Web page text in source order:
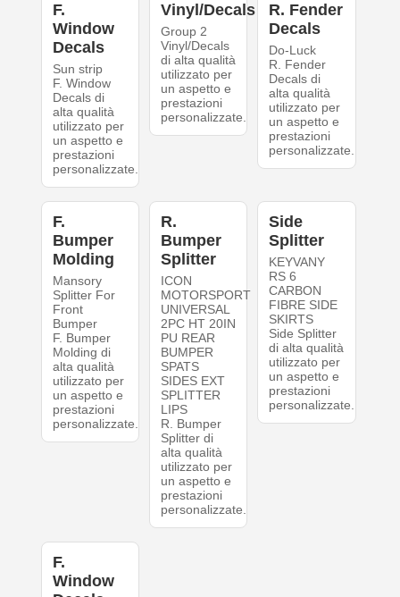
F.
Window
Decals
Sun strip
F. Window
Decals di
alta qualità
utilizzato per
un aspetto e
prestazioni
personalizzate.
Vinyl/Decals
Group 2
Vinyl/Decals
di alta qualità
utilizzato per
un aspetto e
prestazioni
personalizzate.
R. Fender
Decals
Do-Luck
R. Fender
Decals di
alta qualità
utilizzato per
un aspetto e
prestazioni
personalizzate.
F.
Bumper
Molding
Mansory
Splitter For
Front
Bumper
F. Bumper
Molding di
alta qualità
utilizzato per
un aspetto e
prestazioni
personalizzate.
R.
Bumper
Splitter
ICON
MOTORSPORT
UNIVERSAL
2PC HT 20IN
PU REAR
BUMPER
SPATS
SIDES EXT
SPLITTER
LIPS
R. Bumper
Splitter di
alta qualità
utilizzato per
un aspetto e
prestazioni
personalizzate.
Side
Splitter
KEYVANY
RS 6
CARBON
FIBRE SIDE
SKIRTS
Side Splitter
di alta qualità
utilizzato per
un aspetto e
prestazioni
personalizzate.
F.
Window